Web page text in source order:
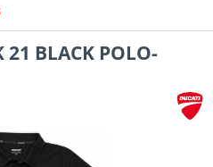
BLACK POLO-